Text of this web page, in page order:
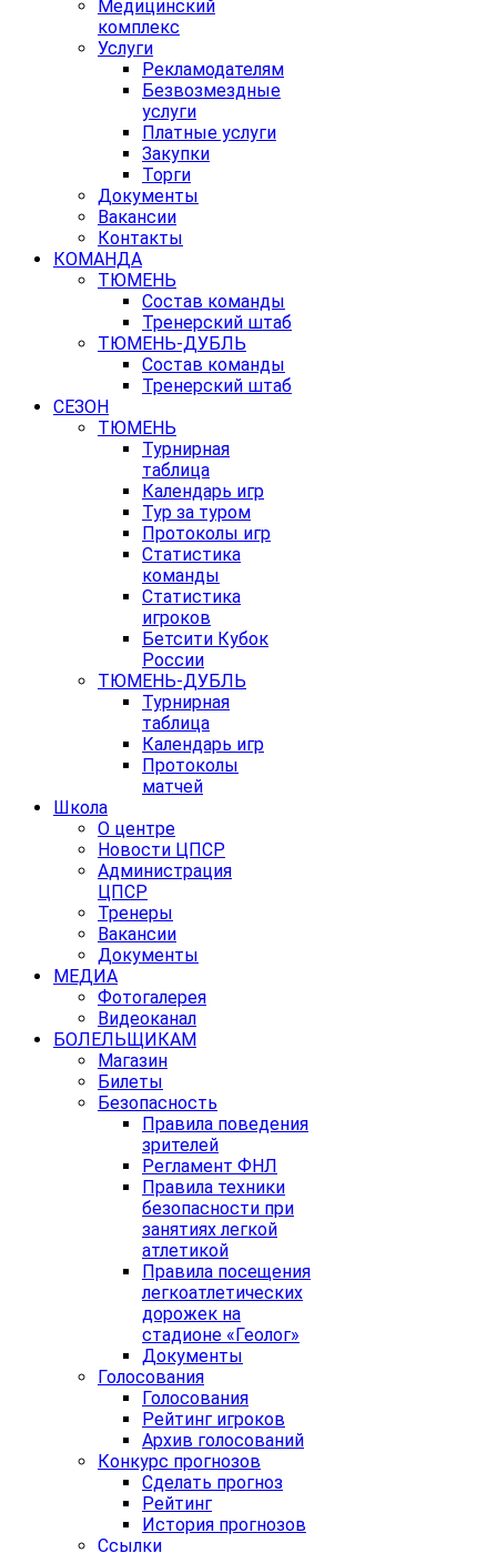
Медицинский
комплекс
Услуги
Рекламодателям
Безвозмездные
услуги
Платные услуги
Закупки
Торги
Документы
Вакансии
Контакты
КОМАНДА
ТЮМЕНЬ
Состав команды
Тренерский штаб
ТЮМЕНЬ-ДУБЛЬ
Состав команды
Тренерский штаб
СЕЗОН
ТЮМЕНЬ
Турнирная
таблица
Календарь игр
Тур за туром
Протоколы игр
Статистика
команды
Статистика
игроков
Бетсити Кубок
России
ТЮМЕНЬ-ДУБЛЬ
Турнирная
таблица
Календарь игр
Протоколы
матчей
Школа
О центре
Новости ЦПСР
Администрация
ЦПСР
Тренеры
Вакансии
Документы
МЕДИА
Фотогалерея
Видеоканал
БОЛЕЛЬЩИКАМ
Магазин
Билеты
Безопасность
Правила поведения
зрителей
Регламент ФНЛ
Правила техники
безопасности при
занятиях легкой
атлетикой
Правила посещения
легкоатлетических
дорожек на
стадионе «Геолог»
Документы
Голосования
Голосования
Рейтинг игроков
Архив голосований
Конкурс прогнозов
Сделать прогноз
Рейтинг
История прогнозов
Ссылки